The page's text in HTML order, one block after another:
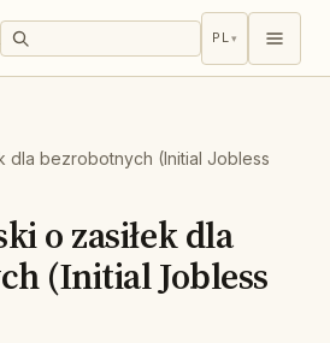
PL▾
dla bezrobotnych (Initial Jobless
o zasiłek dla
(Initial Jobless